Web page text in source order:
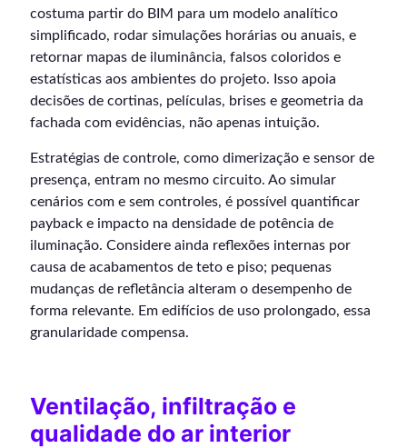
costuma partir do BIM para um modelo analítico
simplificado, rodar simulações horárias ou anuais, e
retornar mapas de iluminância, falsos coloridos e
estatísticas aos ambientes do projeto. Isso apoia
decisões de cortinas, películas, brises e geometria da
fachada com evidências, não apenas intuição.
Estratégias de controle, como dimerização e sensor de
presença, entram no mesmo circuito. Ao simular
cenários com e sem controles, é possível quantificar
payback e impacto na densidade de potência de
iluminação. Considere ainda reflexões internas por
causa de acabamentos de teto e piso; pequenas
mudanças de refletância alteram o desempenho de
forma relevante. Em edifícios de uso prolongado, essa
granularidade compensa.
Ventilação, infiltração e
qualidade do ar interior